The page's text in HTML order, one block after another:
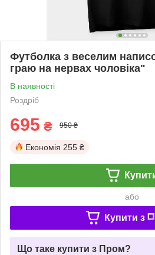
Футболка з веселим
граю на нервах чоловіка"
В наявності
Роздріб
695 ₴ 950 ₴
Економія 255 ₴
або
Купити з
Що таке купити з Пром?